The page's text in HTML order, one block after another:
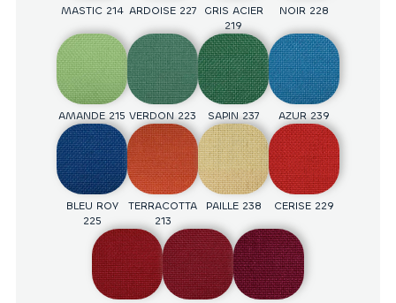
MASTIC 214 ARDOISE 227
GRIS ACIER
219
NOIR 228
AMANDE 215 VERDON 223 SAPIN 237 AZUR 239
BLEU ROY
225
TERRACOTTA
213
PAILLE 238 CERISE 229
J156 J50 J148 J124
J192 J172 J169 J11
J134 J19
BRIQUE 025 PRUNE 015
GROSEILLE
217
FUCHSIA
004
EBENE 099
PISTACHE
026
POMME 231 SAUGE 2034
POUSSIN 012 GALET 006
GRIS ETAIN
2029
NUAGE 028
D934 D319 D303 D931
D336 D451 D943 D944
D427 D428 D942 D941
D418 D417 D951 D407